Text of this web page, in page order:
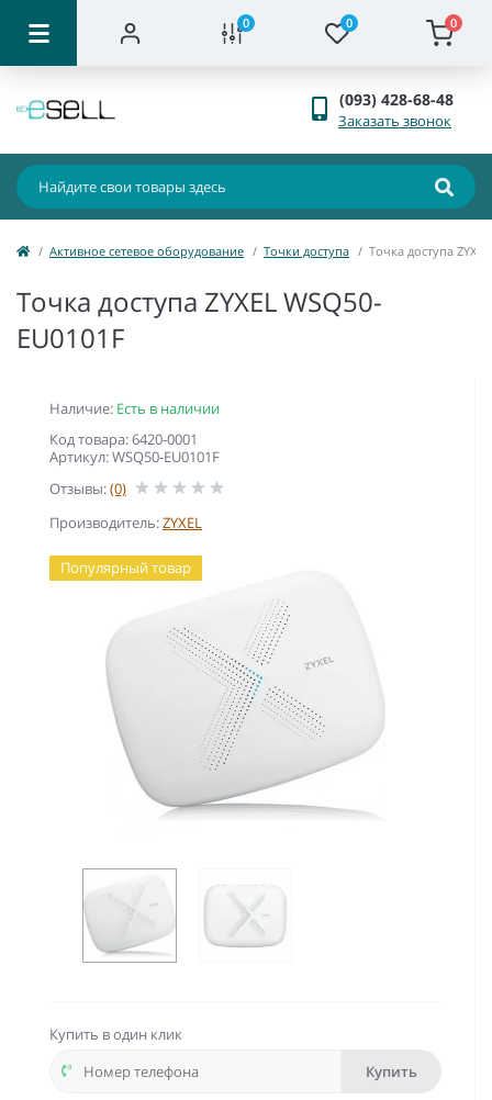
0 0 0
(093) 428-68-48
Заказать звонок
Активное сетевое оборудование Точки доступа Точка доступа
Точка доступа ZYXEL WSQ50-
EU0101F
Наличие: Есть в наличии
Код товара: 6420-0001
Артикул: WSQ50-EU0101F
Отзывы:(0)
Производитель:ZYXEL
Популярный товар
Купить в один клик
Купить